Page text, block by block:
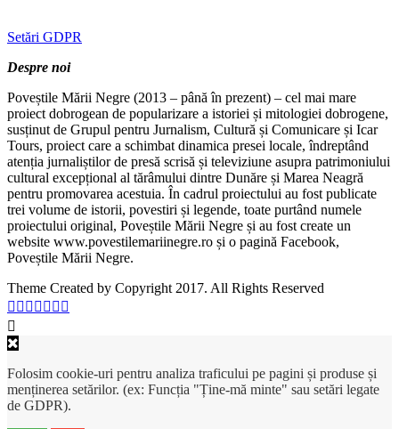
Setări GDPR
Despre noi
Poveștile Mării Negre (2013 – până în prezent) – cel mai mare
proiect dobrogean de popularizare a istoriei și mitologiei dobrogene,
susținut de Grupul pentru Jurnalism, Cultură și Comunicare și Icar
Tours, proiect care a schimbat dinamica presei locale, îndreptând
atenția jurnaliștilor de presă scrisă și televiziune asupra patrimoniului
cultural excepțional al tărâmului dintre Dunăre și Marea Neagră
pentru promovarea acestuia. În cadrul proiectului au fost publicate
trei volume de istorii, povestiri și legende, toate purtând numele
proiectului original, Poveștile Mării Negre și au fost create un
website www.povestilemariinegre.ro și o pagină Facebook,
Poveștile Mării Negre.
Theme Created by Copyright 2017. All Rights Reserved
Folosim cookie-uri pentru analiza traficului pe pagini și produse și
menținerea setărilor. (ex: Funcția "Ține-mă minte" sau setări legate
de GDPR).